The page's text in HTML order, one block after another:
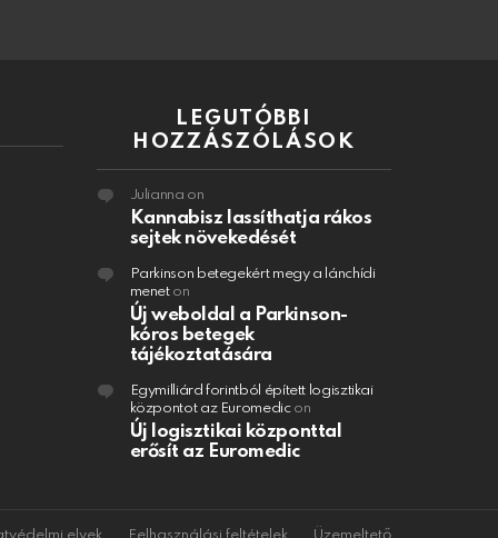
LEGUTÓBBI
HOZZÁSZÓLÁSOK
Julianna on
Kannabisz lassíthatja rákos
sejtek növekedését
Parkinson betegekért megy a lánchídi
meneton
Új weboldal a Parkinson-
kóros betegek
tájékoztatására
Egymilliárd forintból épített logisztikai
központot az Euromedicon
Új logisztikai központtal
erősít az Euromedic